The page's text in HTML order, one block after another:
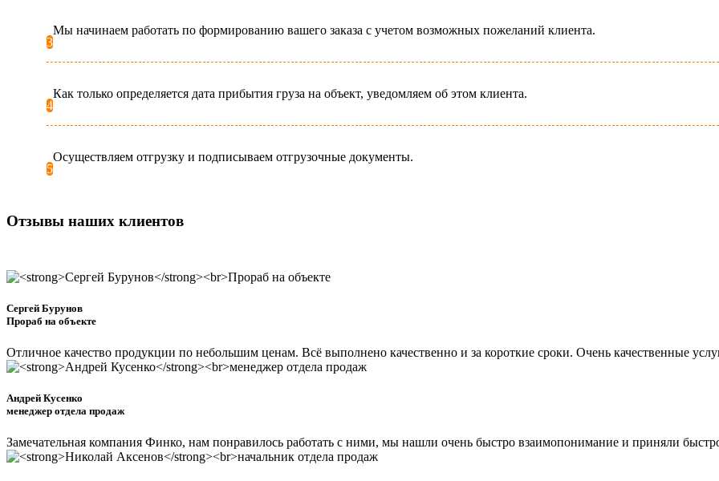
3
Мы начинаем работать по формированию вашего заказа с учетом возможных пожеланий клиента.
4
Как только определяется дата прибытия груза на объект, уведомляем об этом клиента.
5
Осуществляем отгрузку и подписываем отгрузочные документы.
Отзывы наших клиентов
Сергей Бурунов
Прораб на объекте
Отличное качество продукции по небольшим ценам. Всё выполнено качественно и за короткие сроки. Очень качественные
Андрей Кусенко
менеджер отдела продаж
Замечательная компания Финко, нам понравилось работать с ними, мы нашли очень быстро взаимопонимание и приняли